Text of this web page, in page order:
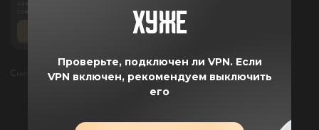
Смотреть все отзывы
ПРЕИМУЩЕСТВА
ХУЖЕ
Проверьте, подключен ли VPN. Если
VPN включен, рекомендуем выключить
его